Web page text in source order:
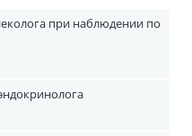
при наблюдении по